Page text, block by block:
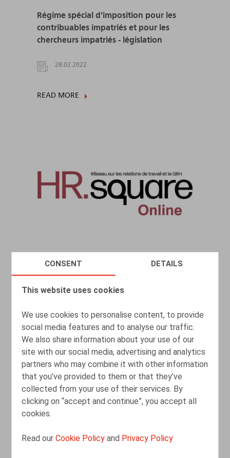
CONSENT DETAILS
This website uses cookies
We use cookies to personalise content, to provide
social media features and to analyse our traffic.
We also share information about your use of our
site with our social media, advertising and analytics
partners who may combine it with other information
that you’ve provided to them or that they’ve
collected from your use of their services. By
clicking on “accept and continue”, you accept all
cookies.
Read ourCookie Policy and Privacy Policy
Régime spécial d’imposition pour les
contribuables impatriés et pour les
chercheurs impatriés - législation
28.02.2022
READ MORE
impatriés
READ MORE